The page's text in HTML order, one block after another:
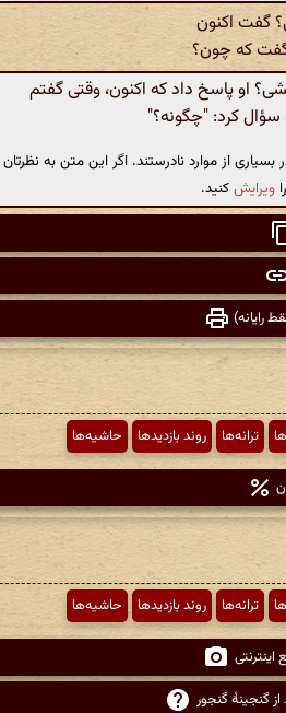
گفت اکنون
که چون؟
او پاسخ داد که اکنون، وقتی گفتم
سؤال کرد: "چگونه؟"
از موارد نادرستند. اگر این متن به نظرتان
ویرایشکنید.
رایانه)
ترانه‌ها روند بازدیدها حاشیه‌ها
ترانه‌ها روند بازدیدها حاشیه‌ها
اینترنتی
گنجینهٔ گنجور